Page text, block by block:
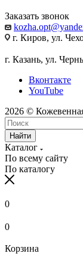
Заказать звонок
г. Киров, ул.
г. Казань, ул.
Вконтакте
YouTube
2026 ©
Найти
Каталог
По всему сайту
По каталогу
0
0
Корзина